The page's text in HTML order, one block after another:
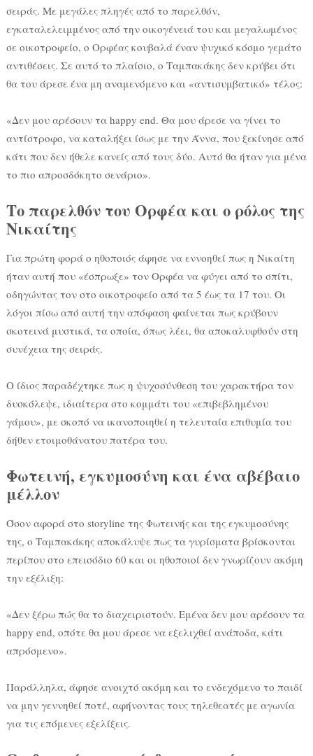
σειράς. Με μεγάλες πληγές από το παρελθόν,
εγκαταλελειμμένος από την οικογένειά του και μεγαλωμένος
σε οικοτροφείο, ο Ορφέας κουβαλά έναν ψυχικό κόσμο γεμάτο
αντιθέσεις. Σε αυτό το πλαίσιο, ο Ταμπακάκης δεν κρύβει ότι
θα του άρεσε ένα μη αναμενόμενο και «αντισυμβατικό» τέλος:
«Δεν μου αρέσουν τα happy end. Θα μου άρεσε να γίνει το
αντίστροφο, να καταλήξει ίσως με την Άννα, που ξεκίνησε από
κάτι που δεν ήθελε κανείς από τους δύο. Αυτό θα ήταν για μένα
το πιο απροσδόκητο σενάριο».
Το παρελθόν του Ορφέα και ο ρόλος της
Νικαίτης
Για πρώτη φορά ο ηθοποιός άφησε να εννοηθεί πως η Νικαίτη
ήταν αυτή που «έσπρωξε» τον Ορφέα να φύγει από το σπίτι,
οδηγώντας τον στο οικοτροφείο από τα 5 έως τα 17 του. Οι
λόγοι πίσω από αυτή την απόφαση φαίνεται πως κρύβουν
σκοτεινά μυστικά, τα οποία, όπως λέει, θα αποκαλυφθούν στη
συνέχεια της σειράς.
Ο ίδιος παραδέχτηκε πως η ψυχοσύνθεση του χαρακτήρα τον
δυσκόλεψε, ιδιαίτερα στο κομμάτι του «επιβεβλημένου
γάμου», με σκοπό να ικανοποιηθεί η τελευταία επιθυμία του
δήθεν ετοιμοθάνατου πατέρα του.
Φωτεινή, εγκυμοσύνη και ένα αβέβαιο
μέλλον
Όσον αφορά στο storyline της Φωτεινής και της εγκυμοσύνης
της, ο Ταμπακάκης αποκάλυψε πως τα γυρίσματα βρίσκονται
περίπου στο επεισόδιο 60 και οι ηθοποιοί δεν γνωρίζουν ακόμη
την εξέλιξη:
«Δεν ξέρω πώς θα το διαχειριστούν. Εμένα δεν μου αρέσουν τα
happy end, οπότε θα μου άρεσε να εξελιχθεί ανάποδα, κάτι
απρόσμενο».
Παράλληλα, άφησε ανοιχτό ακόμη και το ενδεχόμενο το παιδί
να μην γεννηθεί ποτέ, αφήνοντας τους τηλεθεατές με αγωνία
για τις επόμενες εξελίξεις.